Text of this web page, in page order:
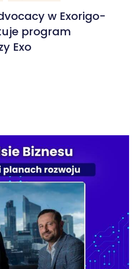
w Exorigo-
program
Exo